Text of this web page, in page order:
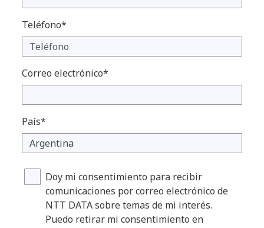
Teléfono*
Correo electrónico*
País*
Doy mi consentimiento para recibir
comunicaciones por correo electrónico de
NTT DATA sobre temas de mi interés.
Puedo retirar mi consentimiento en